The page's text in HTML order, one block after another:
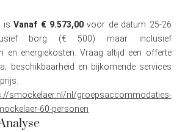
isVanaf € 9.573,00voor de datum 25-26
borg (€ 500) maar inclusief
en energiekosten. Vraag altijd een offerte
beschikbaarheid en bijkomende services
smockelaer.nl/nl/groepsaccommodaties-
60-personen